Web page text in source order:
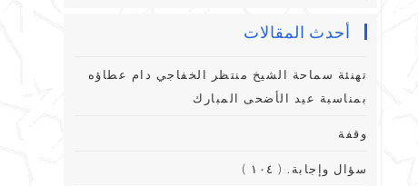
أحدث المقالات
تهنئة سماحة الشيخ منتظر الخفاجي دام عطاؤه
بمناسبة عيد الأضحى المبارك
وقفة
سؤال وإجابة. ( ١٠٤ )